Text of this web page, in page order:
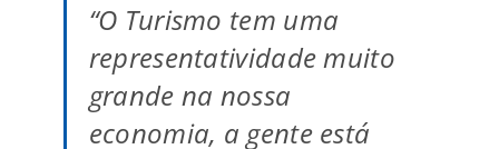
“O Turismo tem uma
representatividade muito
grande na nossa
economia, a gente está